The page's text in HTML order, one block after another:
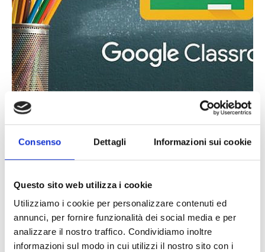
Consenso Dettagli Informazioni sui cookie
Questo sito web utilizza i cookie
Utilizziamo i cookie per personalizzare contenuti ed
annunci, per fornire funzionalità dei social media e per
analizzare il nostro traffico. Condividiamo inoltre
informazioni sul modo in cui utilizzi il nostro sito con i
Il corso ha come obiettivo quello di creare,
organizzare e gestire una classe virtuale tra momenti
sincroni e asincroni.